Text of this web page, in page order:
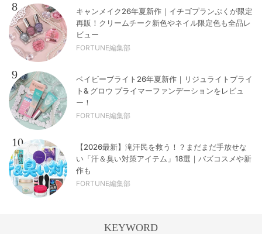
8
キャンメイク26年夏新作｜イチゴプランぷくが限定
再販！クリームチーク新色やネイル限定色も全品レ
ビュー
FORTUNE編集部
9
ベイビーブライト26年夏新作｜リジュライトブライ
ト& グロウ プライマーファンデーションをレビュ
ー！
FORTUNE編集部
10
【2026最新】滝汗民を救う！？まだまだ手放せな
い「汗＆臭い対策アイテム」18選｜バズコスメや新
作も
FORTUNE編集部
KEYWORD